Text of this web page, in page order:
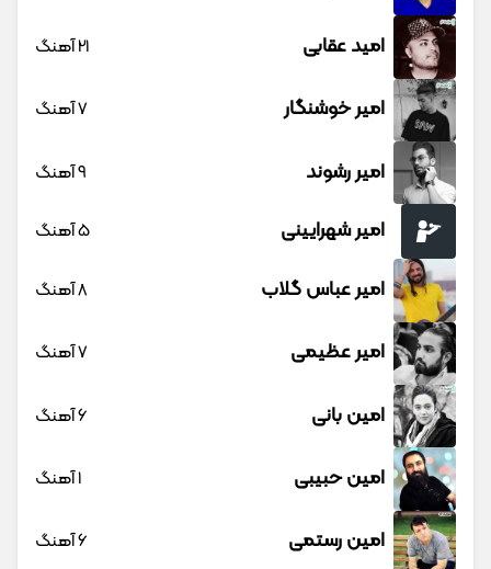
امید عقابی 21 آهنگ
امیر خوشنگار 7 آهنگ
امیر رشوند 9 آهنگ
امیر شهرایینی 5 آهنگ
امیر عباس گلاب 8 آهنگ
امیر عظیمی 7 آهنگ
امین بانی 6 آهنگ
امین حبیبی 1 آهنگ
امین رستمی 6 آهنگ